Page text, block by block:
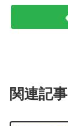
関連記事